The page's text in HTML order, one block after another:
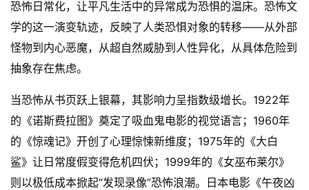
恐怖日常化，让平凡生活中的异常成为恐惧的温床。恐怖文
学的这一演变轨迹，反映了人类恐惧对象的转移——从外部
怪物到内心恶魔，从超自然威胁到人性异化，从具体危险到
抽象存在焦虑。
当恐怖从书页跃上银幕，其影响力呈指数级增长。1922年
的《诺斯费拉图》奠定了吸血鬼电影的视觉语言；1960年
的《惊魂记》开创了心理惊悚新维度；1975年的《大白
鲨》让日常度假变得危机四伏；1999年的《女巫布莱尔》
则以极低成本掀起“发现录像”恐怖浪潮。日本电影《午夜凶